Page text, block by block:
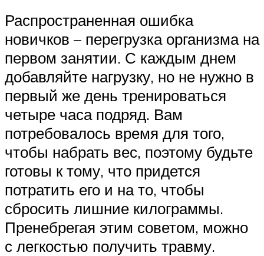
Распространенная ошибка
новичков – перегрузка организма на
первом занятии. С каждым днем
добавляйте нагрузку, но не нужно в
первый же день тренироваться
четыре часа подряд. Вам
потребовалось время для того,
чтобы набрать вес, поэтому будьте
готовы к тому, что придется
потратить его и на то, чтобы
сбросить лишние килограммы.
Пренебрегая этим советом, можно
с легкостью получить травму.